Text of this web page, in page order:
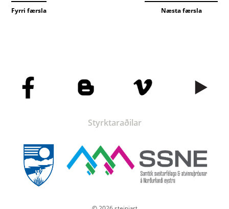
Fyrri færsla Næsta færsla
Styrktaraðilar